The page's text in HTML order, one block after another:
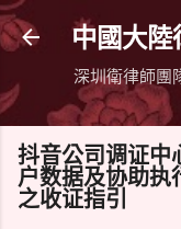
中國大陸
深圳衛律師團
抖音公司调证中
户数据及协助执
之收证指引